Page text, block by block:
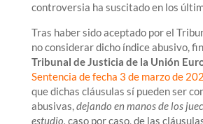
controversia ha suscitado en los
Tras haber sido aceptado por el
no considerar dicho índice abusivo,
Tribunal de Justicia de la Unión
Sentencia de fecha 3 de marzo de
que dichas cláusulas sí pueden ser
abusivas,dejando en manos de los
estudio, caso por caso, de las